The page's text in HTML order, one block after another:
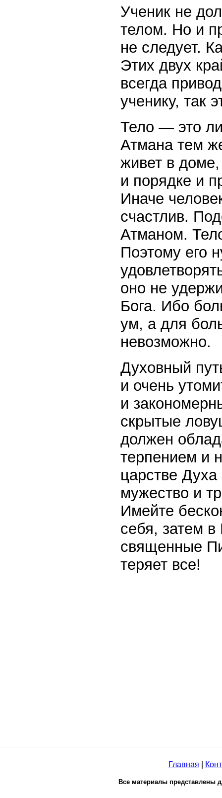
Ученик не
телом. Но и
не следует.
Этих двух
всегда
ученику, так
Тело — это
Атмана тем
живет в доме,
и порядке и
Иначе
счастлив.
Атманом.
Поэтому его
оно не
Бога. Ибо
ум, а для
невозможно.
Духовный
и очень
и
скрытые
должен
терпением и
царстве
мужество и
Имейте
себя, затем
священные
теряет все!
Главная
Все материалы представлены